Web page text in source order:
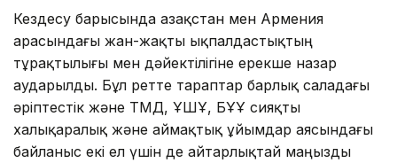
Кездесу барысында Қазақстан мен Армения
арасындағы жан-жақты ықпалдастықтың
тұрақтылығы мен дәйектілігіне ерекше назар
аударылды. Бұл ретте тараптар барлық саладағы
әріптестік және ТМД, ҰҚШҰ, БҰҰ сияқты
халықаралық және аймақтық ұйымдар аясындағы
байланыс екі ел үшін де айтарлықтай маңызды